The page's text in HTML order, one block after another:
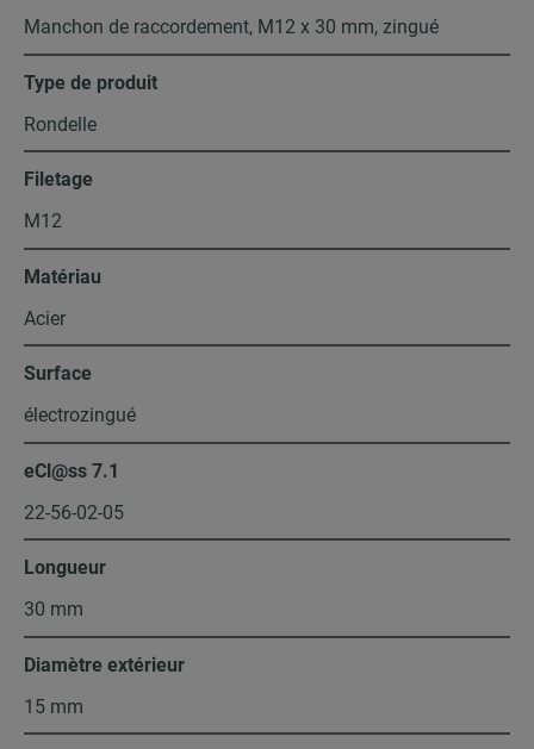
Manchon de raccordement, M12 x 30 mm, zingué
Type de produit
Rondelle
Filetage
M12
Matériau
Acier
Surface
électrozingué
eCl@ss 7.1
22-56-02-05
Longueur
30 mm
Diamètre extérieur
15 mm